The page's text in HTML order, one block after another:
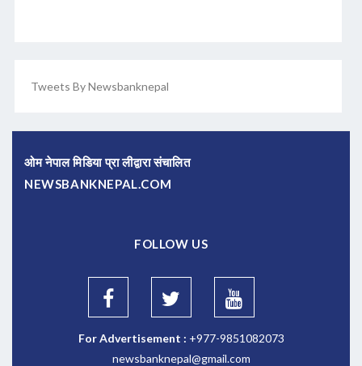
Tweets By Newsbanknepal
ओम नेपाल मिडिया प्रा लीद्वारा संचालित
NEWSBANKNEPAL.COM
FOLLOW US
For Advertisement : +977-9851082073
newsbanknepal@gmail.com